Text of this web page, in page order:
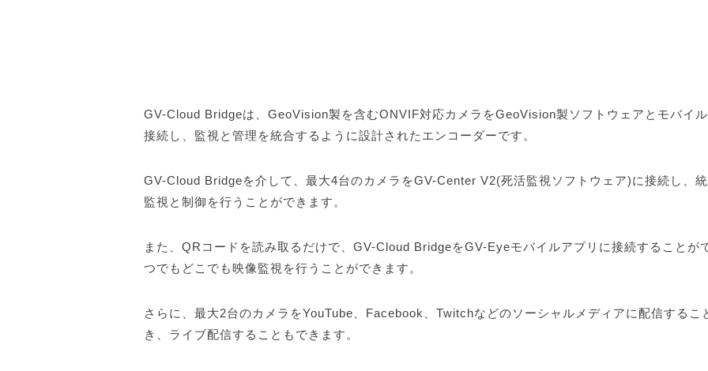
GV-Cloud Bridgeは、GeoVision製を含むONVIF対応カメラをGeoVision製ソフトウェアとモバイ
接続し、監視と管理を統合するように設計されたエンコーダーです。
GV-Cloud Bridgeを介して、最大4台のカメラをGV-Center V2(死活監視ソフトウェア)に接続し、
監視と制御を行うことができます。
また、QRコードを読み取るだけで、GV-Cloud BridgeをGV-Eyeモバイルアプリに接続することが
つでもどこでも映像監視を行うことができます。
さらに、最大2台のカメラをYouTube、Facebook、Twitchなどのソーシャルメディアに配信するこ
き、ライブ配信することもできます。